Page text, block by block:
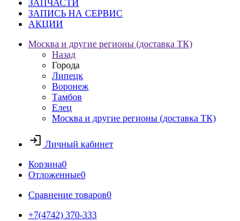
ЗАПЧАСТИ
ЗАПИСЬ НА СЕРВИС
АКЦИИ
Москва и другие регионы (доставка ТК)
Назад
Города
Липецк
Воронеж
Тамбов
Елец
Москва и другие регионы (доставка ТК)
Личный кабинет
Корзина0
Отложенные0
Сравнение товаров0
+7(4742) 370-333